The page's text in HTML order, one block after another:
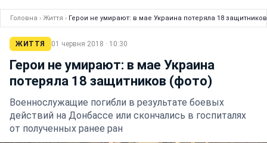
Головна › Життя › Герои не умирают: в мае Украина потеряла 18
ЖИТТЯ 01 червня 2018 · 10:30
Герои не умирают: в мае Украина
потеряла 18 защитников (фото)
Военнослужащие погибли в результате боевых
действий на Донбассе или скончались в госпиталях
от полученных ранее ран